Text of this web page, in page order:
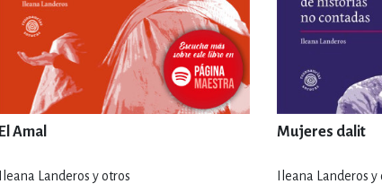
El Amal
Ileana Landeros y otros
Mujeres dalit
Ileana Landeros y